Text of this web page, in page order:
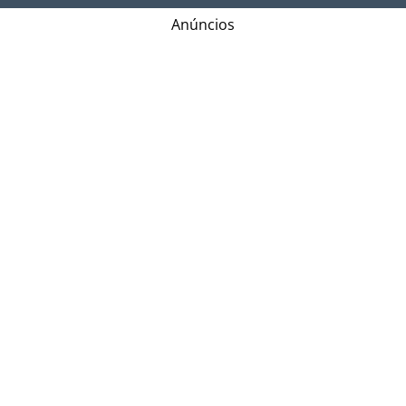
Anúncios